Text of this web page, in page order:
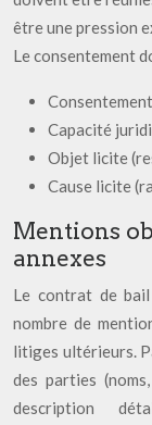
être une pression
Le consentement
Capacité
Objet licite
Cause licite
Mentions
annexes
Le contrat de
nombre de
litiges ultérieurs.
des parties
description